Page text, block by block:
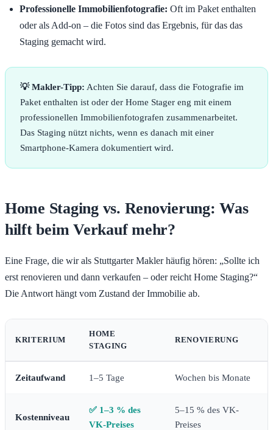
Professionelle Immobilienfotografie: Oft im Paket enthalten
oder als Add-on – die Fotos sind das Ergebnis, für das das
Staging gemacht wird.
💡 Makler-Tipp: Achten Sie darauf, dass die Fotografie im
Paket enthalten ist oder der Home Stager eng mit einem
professionellen Immobilienfotografen zusammenarbeitet.
Das Staging nützt nichts, wenn es danach mit einer
Smartphone-Kamera dokumentiert wird.
Home Staging vs. Renovierung: Was
hilft beim Verkauf mehr?
Eine Frage, die wir als Stuttgarter Makler häufig hören: „Sollte ich
erst renovieren und dann verkaufen – oder reicht Home Staging?“
Die Antwort hängt vom Zustand der Immobilie ab.
KRITERIUM
HOME
STAGING
RENOVIERUNG
Zeitaufwand 1–5 Tage Wochen bis Monate
Kostenniveau
✅ 1–3 % des
VK-Preises
5–15 % des VK-
Preises